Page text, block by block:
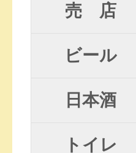
売 店
ビール
日本酒
トイレ